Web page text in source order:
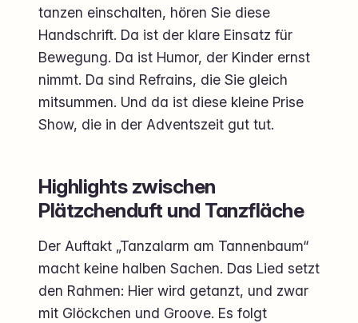
tanzen einschalten, hören Sie diese
Handschrift. Da ist der klare Einsatz für
Bewegung. Da ist Humor, der Kinder ernst
nimmt. Da sind Refrains, die Sie gleich
mitsummen. Und da ist diese kleine Prise
Show, die in der Adventszeit gut tut.
Highlights zwischen
Plätzchenduft und Tanzfläche
Der Auftakt „Tanzalarm am Tannenbaum“
macht keine halben Sachen. Das Lied setzt
den Rahmen: Hier wird getanzt, und zwar
mit Glöckchen und Groove. Es folgt